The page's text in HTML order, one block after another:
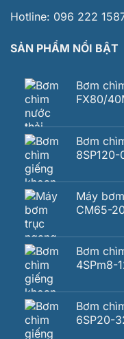
Hotline: 096 222
SẢN PHẨM NỔI BẬT
Bơm
FX80/
Bơm
Máy
CM65-
Bơm
4SPm8-
Bơm
6SP20-